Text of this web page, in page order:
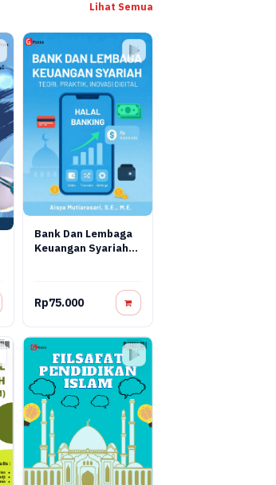
Lihat Semua
Bank Dan Lembaga
Keuangan Syariah
Rp75.000